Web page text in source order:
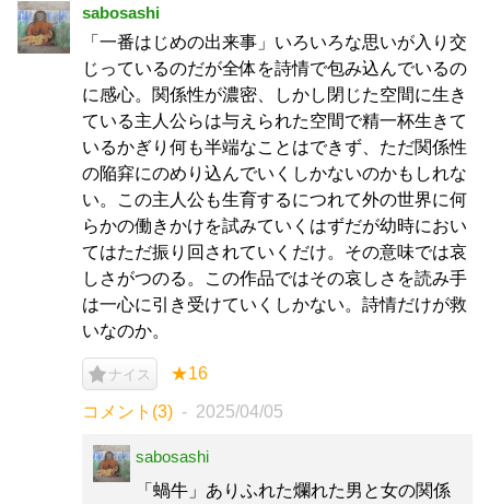
sabosashi
「一番はじめの出来事」いろいろな思いが入り交
じっているのだが全体を詩情で包み込んでいるの
に感心。関係性が濃密、しかし閉じた空間に生き
ている主人公らは与えられた空間で精一杯生きて
いるかぎり何も半端なことはできず、ただ関係性
の陥穽にのめり込んでいくしかないのかもしれな
い。この主人公も生育するにつれて外の世界に何
らかの働きかけを試みていくはずだが幼時におい
てはただ振り回されていくだけ。その意味では哀
しさがつのる。この作品ではその哀しさを読み手
は一心に引き受けていくしかない。詩情だけが救
いなのか。
ナイス ★16
コメント(3) 2025/04/05
sabosashi
「蝸牛」ありふれた爛れた男と女の関係